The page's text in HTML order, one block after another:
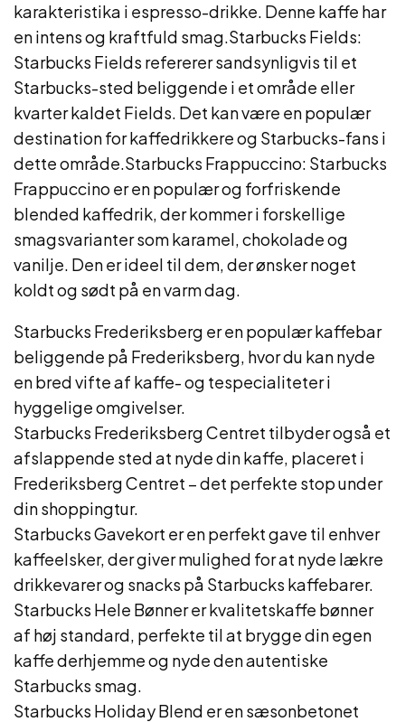
karakteristika i espresso-drikke. Denne kaffe har
en intens og kraftfuld smag.Starbucks Fields:
Starbucks Fields refererer sandsynligvis til et
Starbucks-sted beliggende i et område eller
kvarter kaldet Fields. Det kan være en populær
destination for kaffedrikkere og Starbucks-fans i
dette område.Starbucks Frappuccino: Starbucks
Frappuccino er en populær og forfriskende
blended kaffedrik, der kommer i forskellige
smagsvarianter som karamel, chokolade og
vanilje. Den er ideel til dem, der ønsker noget
koldt og sødt på en varm dag.
Starbucks Frederiksberg er en populær kaffebar
beliggende på Frederiksberg, hvor du kan nyde
en bred vifte af kaffe- og tespecialiteter i
hyggelige omgivelser.
Starbucks Frederiksberg Centret tilbyder også et
afslappende sted at nyde din kaffe, placeret i
Frederiksberg Centret – det perfekte stop under
din shoppingtur.
Starbucks Gavekort er en perfekt gave til enhver
kaffeelsker, der giver mulighed for at nyde lækre
drikkevarer og snacks på Starbucks kaffebarer.
Starbucks Hele Bønner er kvalitetskaffe bønner
af høj standard, perfekte til at brygge din egen
kaffe derhjemme og nyde den autentiske
Starbucks smag.
Starbucks Holiday Blend er en sæsonbetonet